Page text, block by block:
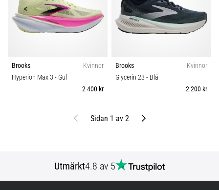
Brooks
Kvinnor
Hyperion Max 3 - Gul
2 400 kr
Brooks
Kvinnor
Glycerin 23 - Blå
2 200 kr
Föregående
Sidan 1 av 2 Nästa
Utmärkt4.8 av 5